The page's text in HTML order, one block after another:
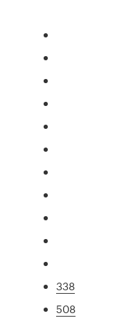
338
508